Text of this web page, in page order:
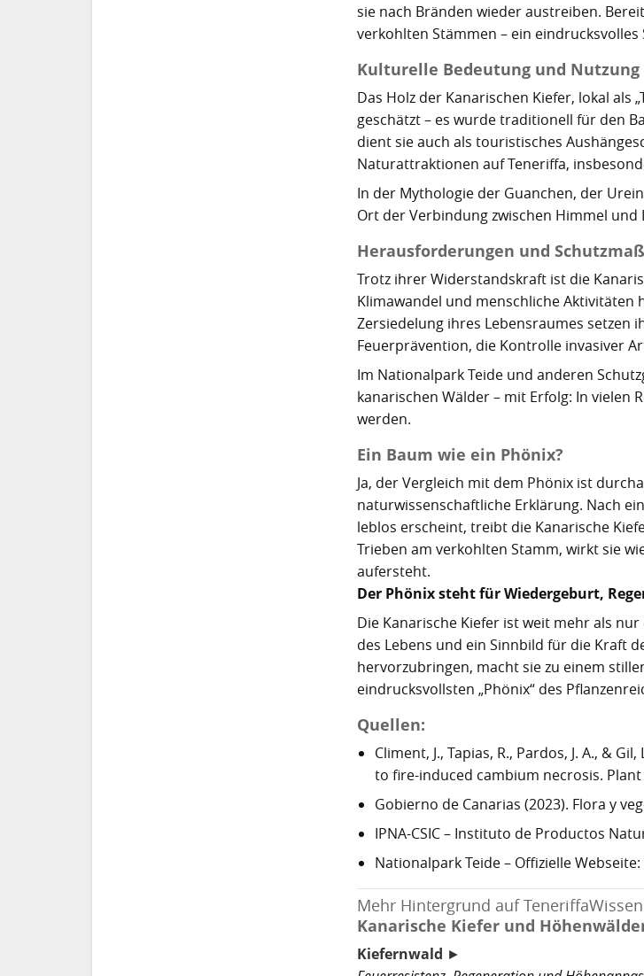
sie nach Bränden wieder austreiben.
verkohlten Stämmen – ein
Kulturelle Bedeutung und Nutzung
Das Holz der Kanarischen Kiefer, lokal als
geschätzt – es wurde traditionell für den
dient sie auch als touristisches
Naturattraktionen auf Teneriffa,
In der Mythologie der Guanchen, der
Ort der Verbindung zwischen Himmel und
Herausforderungen und
Trotz ihrer Widerstandskraft ist die
Klimawandel und menschliche
Zersiedelung ihres Lebensraumes setzen
Feuerprävention, die Kontrolle invasiver
Im Nationalpark Teide und anderen
kanarischen Wälder – mit Erfolg: In
werden.
Ein Baum wie ein Phönix?
Ja, der Vergleich mit dem Phönix ist
naturwissenschaftliche Erklärung. Nach
leblos erscheint, treibt die Kanarische
Trieben am verkohlten Stamm, wirkt sie
aufersteht.
Der Phönix steht für Wiedergeburt,
Die Kanarische Kiefer ist weit mehr als
des Lebens und ein Sinnbild für die Kraft
hervorzubringen, macht sie zu einem
eindrucksvollsten „Phönix“ des
Quellen:
Climent, J., Tapias, R., Pardos, J. A., &
to fire-induced cambium necrosis. Plant
Gobierno de Canarias (2023). Flora y
IPNA-CSIC – Instituto de Productos
Nationalpark Teide – Offizielle
Mehr Hintergrund auf
Kanarische Kiefer und
Kiefernwald ►